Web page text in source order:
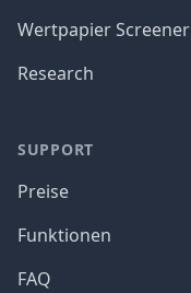
Wertpapier Screener
Research
SUPPORT
Preise
Funktionen
FAQ